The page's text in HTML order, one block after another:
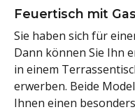
Feuertisch mit Gas
Sie haben sich für
Dann können Sie Ihn
in einem
erwerben. Beide
Ihnen einen